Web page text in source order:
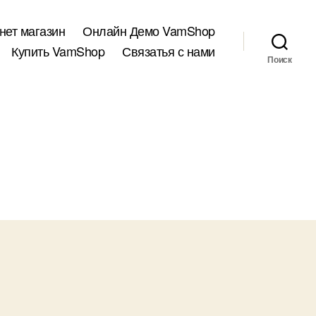
магазин
Онлайн Демо VamShop
Купить VamShop
Связатья с нами Поиск